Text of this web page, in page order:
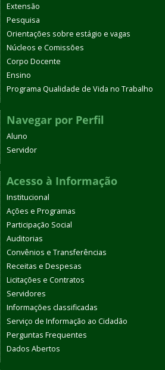
Extensão
Pesquisa
Orientações sobre estágio e vagas
Núcleos e Comissões
Corpo Docente
Ensino
Programa Qualidade de Vida no Trabalho
Navegar por Perfil
Aluno
Servidor
Acesso à Informação
Institucional
Ações e Programas
Participação Social
Auditorias
Convênios e Transferências
Receitas e Despesas
Licitações e Contratos
Servidores
Informações classificadas
Serviço de Informação ao Cidadão
Perguntas Frequentes
Dados Abertos